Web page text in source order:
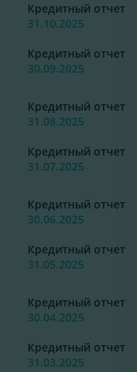
Кредитный отчет
31.10.2025
Кредитный отчет
30.09.2025
Кредитный отчет
31.08.2025
Кредитный отчет
31.07.2025
Кредитный отчет
30.06.2025
Кредитный отчет
31.05.2025
Кредитный отчет
30.04.2025
Кредитный отчет
31.03.2025